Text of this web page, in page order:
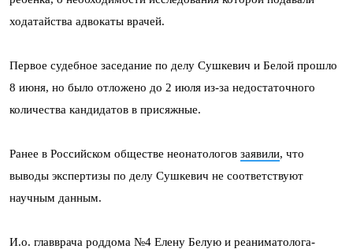
ходатайства адвокаты врачей.
Первое судебное заседание по делу Сушкевич и Белой прошло
8 июня, но было отложено до 2 июля из-за недостаточного
количества кандидатов в присяжные.
Ранее в Российском обществе неонатологов заявили, что
выводы экспертизы по делу Сушкевич не соответствуют
научным данным.
И.о. главврача роддома №4 Елену Белую и реаниматолога-